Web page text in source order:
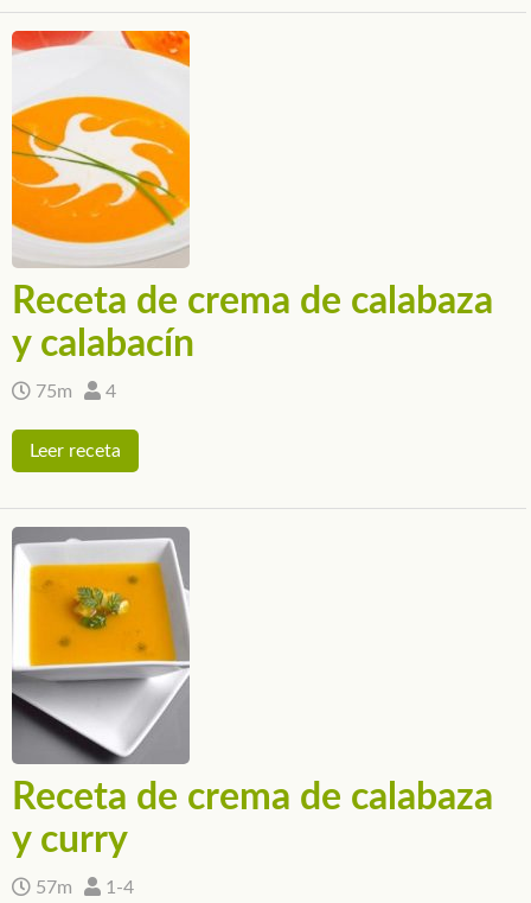
Receta de crema de calabaza
y calabacín
75m 4
Leer receta
Receta de crema de calabaza
y curry
57m 1-4